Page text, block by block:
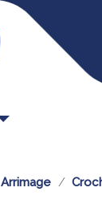
Arrimage